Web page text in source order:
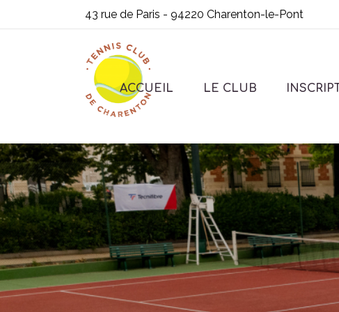
43 rue de Paris - 94220 Charenton-le-Pont
ACCUEIL LE CLUB